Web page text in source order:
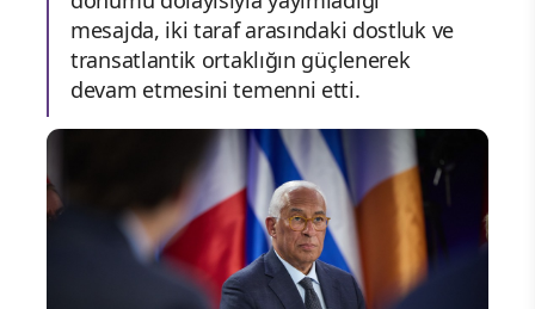
mesajda, iki taraf arasındaki dostluk ve
transatlantik ortaklığın güçlenerek
devam etmesini temenni etti.